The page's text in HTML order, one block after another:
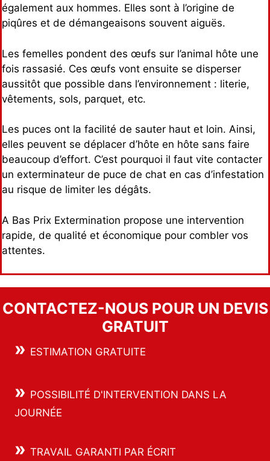
également aux hommes. Elles sont à l’origine de
piqûres et de démangeaisons souvent aiguës.
Les femelles pondent des œufs sur l’animal hôte une
fois rassasié. Ces œufs vont ensuite se disperser
aussitôt que possible dans l’environnement : literie,
vêtements, sols, parquet, etc.
Les puces ont la facilité de sauter haut et loin. Ainsi,
elles peuvent se déplacer d’hôte en hôte sans faire
beaucoup d’effort. C’est pourquoi il faut vite contacter
un exterminateur de puce de chat en cas d’infestation
au risque de limiter les dégâts.
A Bas Prix Extermination propose une intervention
rapide, de qualité et économique pour combler vos
attentes.
CONTACTEZ-NOUS POUR UN DEVIS
GRATUIT
» ESTIMATION GRATUITE
» POSSIBILITÉ D'INTERVENTION DANS LA
JOURNÉE
» TRAVAIL GARANTI PAR ÉCRIT